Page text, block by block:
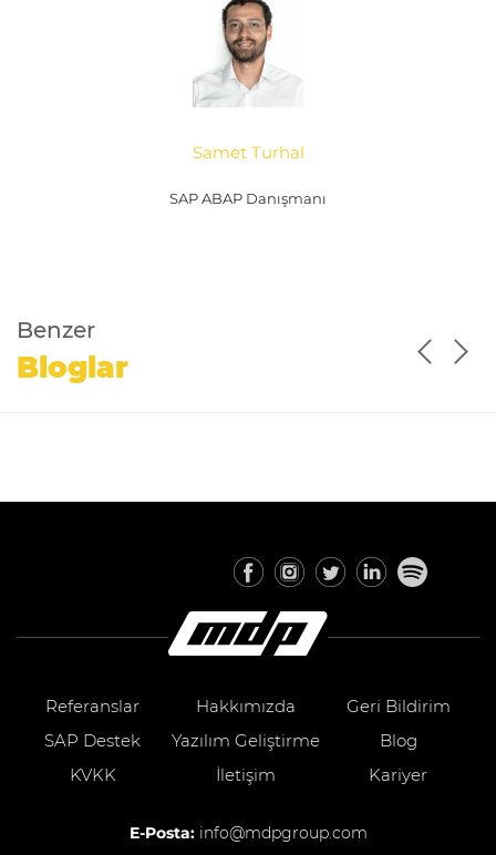
Samet Turhal
SAP ABAP Danışmanı
Benzer
Bloglar
Referanslar Hakkımızda
Geri Bildirim
SAP Destek
Yazılım Geliştirme
Blog
KVKK
İletişim Kariyer
E-Posta: info@mdpgroup.com